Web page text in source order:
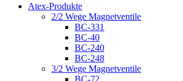
Atex-Produkte
2/2 Wege Magnetventile
BC-331
BC-40
BC-240
BC-248
3/2 Wege Magnetventile
BC-72